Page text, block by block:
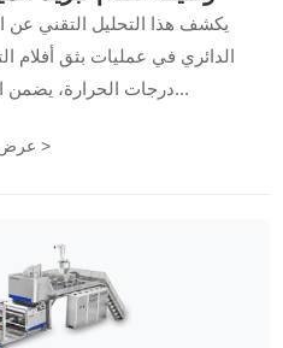
يكشف هذا التحليل التقني عن
الدائري في عمليات بثق أفلام
درجات الحرارة، يضمن النظام استقرار العمليات الحراري...
عرض المزيد >